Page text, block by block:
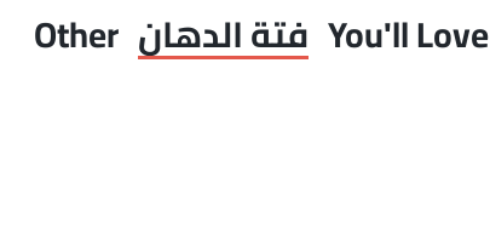
Other فتة الدهان You'll Love